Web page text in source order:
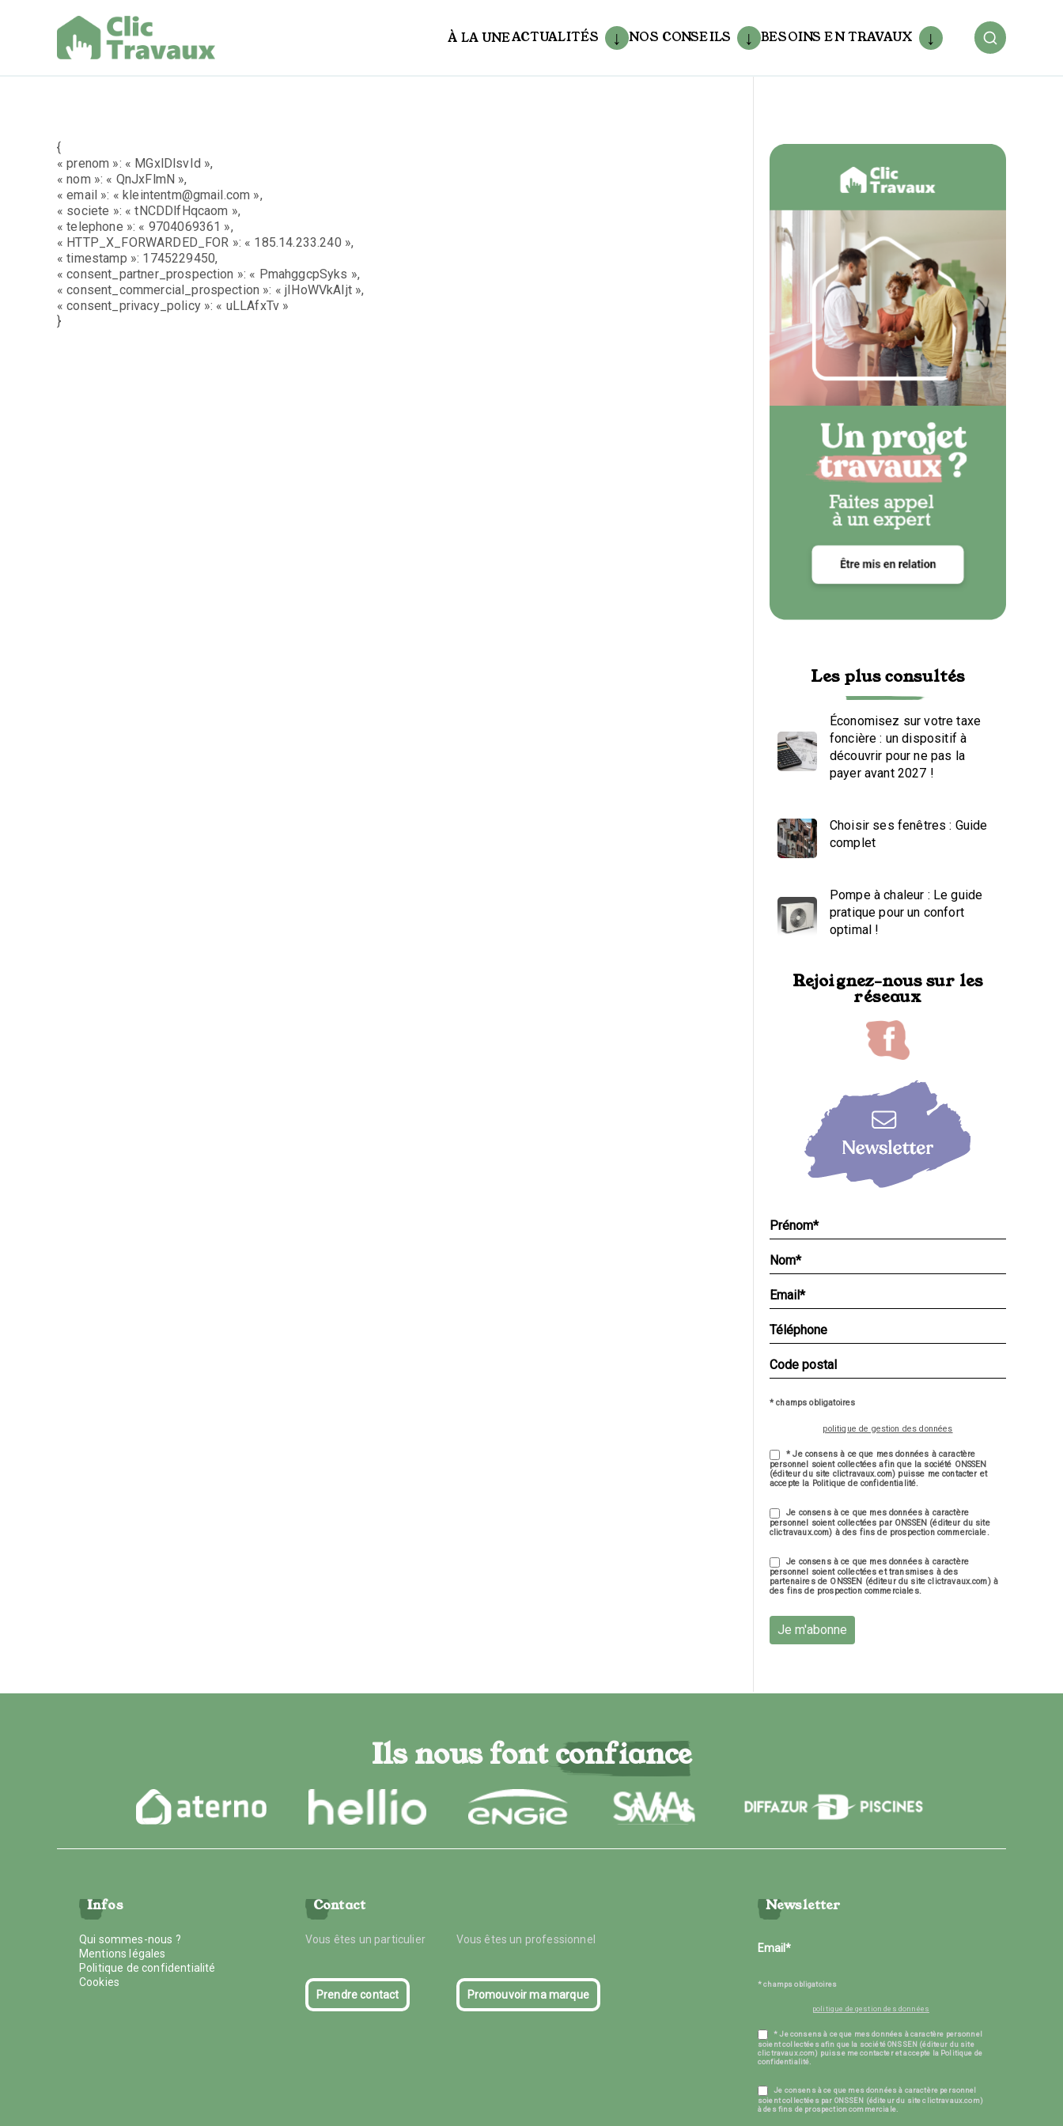
À LA UNEACTUALITÉS NOS CONSEILS BESOINS EN TRAVAUX
{
« prenom »: « MGxlDlsvId »,
« nom »: « QnJxFlmN »,
« email »: « kleintentm@gmail.com »,
« societe »: « tNCDDlfHqcaom »,
« telephone »: « 9704069361 »,
« HTTP_X_FORWARDED_FOR »: « 185.14.233.240 »,
« timestamp »: 1745229450,
« consent_partner_prospection »: « PmahggcpSyks »,
« consent_commercial_prospection »: « jIHoWVkAIjt »,
« consent_privacy_policy »: « uLLAfxTv »
}
Les plus consultés
Économisez sur votre taxe
foncière : un dispositif à
découvrir pour ne pas la
payer avant 2027 !
Choisir ses fenêtres : Guide
complet
Pompe à chaleur : Le guide
pratique pour un confort
optimal !
Rejoignez-nous sur les
réseaux
* champs obligatoires
politique de gestion des données
* Je consens à ce que mes données à caractère
personnel soient collectées afin que la société ONSSEN
(éditeur du site clictravaux.com) puisse me contacter et
accepte la Politique de confidentialité.
Je consens à ce que mes données à caractère
personnel soient collectées par ONSSEN (éditeur du site
clictravaux.com) à des fins de prospection commerciale.
Je consens à ce que mes données à caractère
personnel soient collectées et transmises à des
partenaires de ONSSEN (éditeur du site clictravaux.com) à
des fins de prospection commerciales.
Je m'abonne
Ils nous font confiance
Infos
Qui sommes-nous ?
Mentions légales
Politique de confidentialité
Cookies
Contact
Vous êtes un particulier Vous êtes un professionnel
Prendre contact Promouvoir ma marque
Newsletter
* champs obligatoires
politique de gestion des données
* Je consens à ce que mes données à caractère personnel
soient collectées afin que la société ONSSEN (éditeur du site
clictravaux.com) puisse me contacter et accepte la Politique de
confidentialité.
Je consens à ce que mes données à caractère personnel
soient collectées par ONSSEN (éditeur du site clictravaux.com)
à des fins de prospection commerciale.